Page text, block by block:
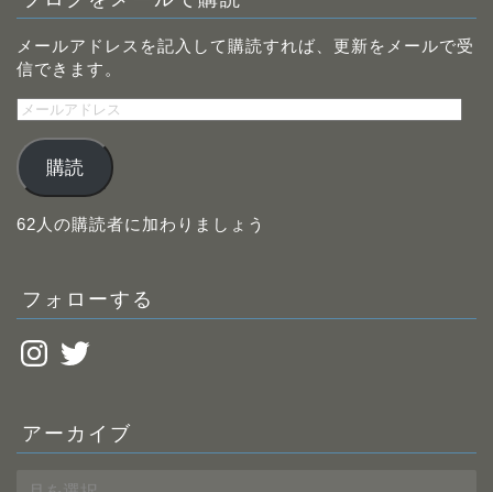
メールアドレスを記入して購読すれば、更新をメールで受
信できます。
メ
ル
ア
ド
レ
購読
62人の購読者に加わりましょう
フォローする
Instagram
Twitter
アーカイブ